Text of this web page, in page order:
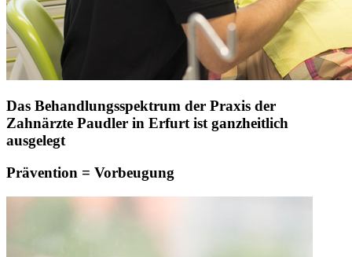
Das Behandlungsspektrum der Praxis der
Zahnärzte Paudler in Erfurt ist ganzheitlich
ausgelegt
Prävention = Vorbeugung